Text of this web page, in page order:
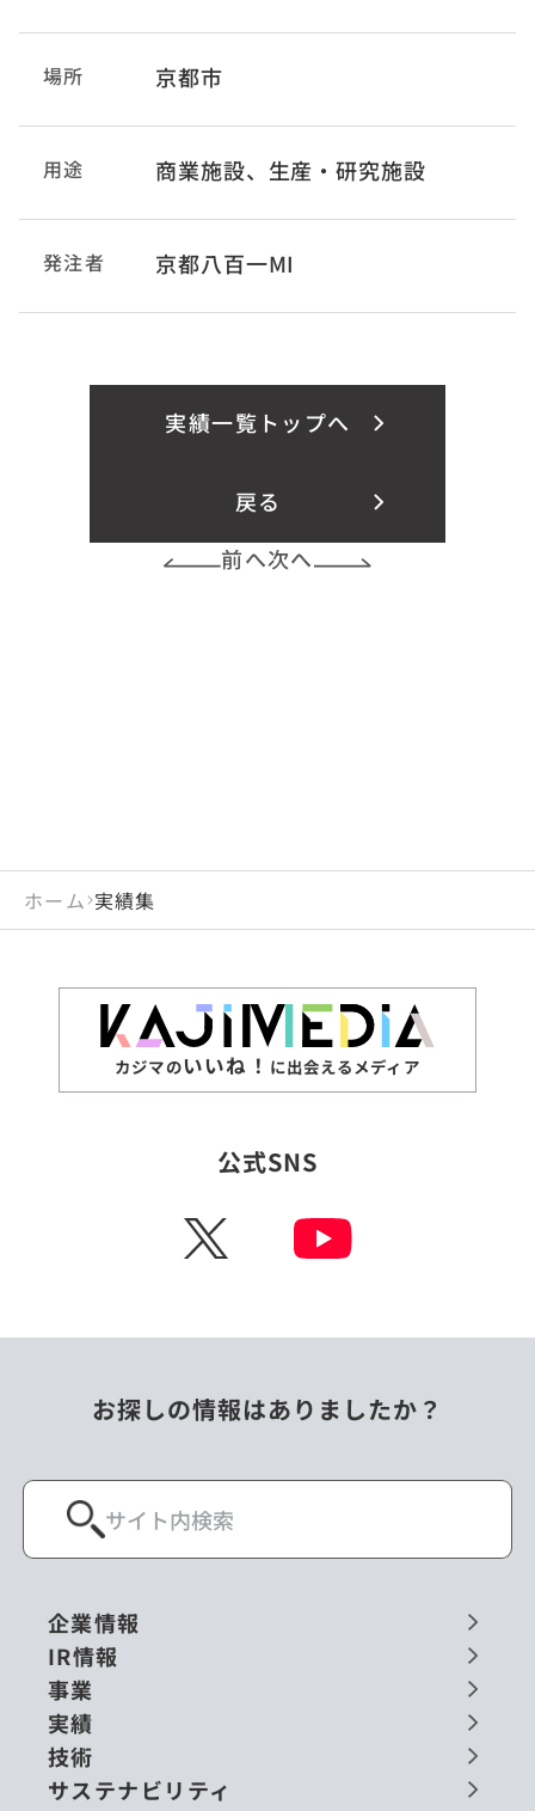
場所 京都市
用途 商業施設、生産・研究施設
発注者 京都八百一MI
実績一覧トップへ
戻る
前へ次へ
ホーム 実績集
カジマのいいね！ に出会えるメディア
公式SNS
X
お探しの情報はありましたか？
企業情報
IR情報
事業
実績
技術
サステナビリティ